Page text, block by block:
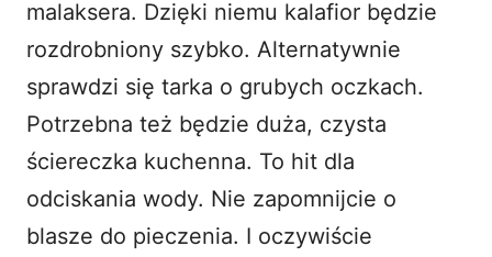
malaksera. Dzięki niemu kalafior będzie
rozdrobniony szybko. Alternatywnie
sprawdzi się tarka o grubych oczkach.
Potrzebna też będzie duża, czysta
ściereczka kuchenna. To hit dla
odciskania wody. Nie zapomnijcie o
blasze do pieczenia. I oczywiście